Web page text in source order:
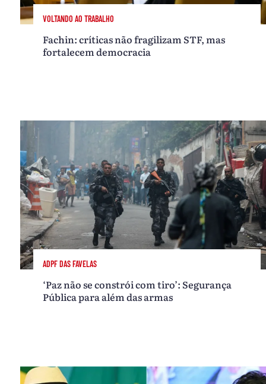
VOLTANDO AO TRABALHO
Fachin: críticas não fragilizam STF, mas
fortalecem democracia
ADPF DAS FAVELAS
‘Paz não se constrói com tiro’: Segurança
Pública para além das armas